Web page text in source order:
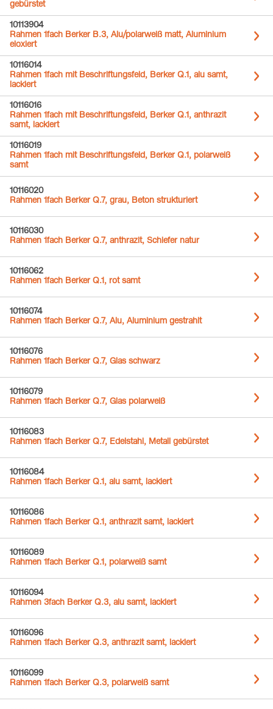
gebürstet
10113904
Rahmen 1fach Berker B.3, Alu/polarweiß matt, Aluminium
eloxiert
10116014
Rahmen 1fach mit Beschriftungsfeld, Berker Q.1, alu samt,
lackiert
10116016
Rahmen 1fach mit Beschriftungsfeld, Berker Q.1, anthrazit
samt, lackiert
10116019
Rahmen 1fach mit Beschriftungsfeld, Berker Q.1, polarweiß
samt
10116020
Rahmen 1fach Berker Q.7, grau, Beton strukturiert
10116030
Rahmen 1fach Berker Q.7, anthrazit, Schiefer natur
10116062
Rahmen 1fach Berker Q.1, rot samt
10116074
Rahmen 1fach Berker Q.7, Alu, Aluminium gestrahlt
10116076
Rahmen 1fach Berker Q.7, Glas schwarz
10116079
Rahmen 1fach Berker Q.7, Glas polarweiß
10116083
Rahmen 1fach Berker Q.7, Edelstahl, Metall gebürstet
10116084
Rahmen 1fach Berker Q.1, alu samt, lackiert
10116086
Rahmen 1fach Berker Q.1, anthrazit samt, lackiert
10116089
Rahmen 1fach Berker Q.1, polarweiß samt
10116094
Rahmen 3fach Berker Q.3, alu samt, lackiert
10116096
Rahmen 1fach Berker Q.3, anthrazit samt, lackiert
10116099
Rahmen 1fach Berker Q.3, polarweiß samt